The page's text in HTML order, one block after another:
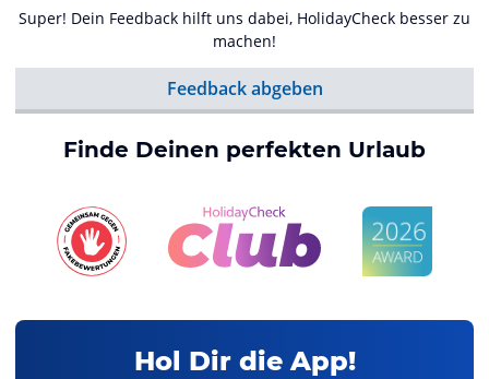
Super! Dein Feedback hilft uns dabei, HolidayCheck besser zu
machen!
Feedback abgeben
Finde Deinen perfekten Urlaub
Hol Dir die App!